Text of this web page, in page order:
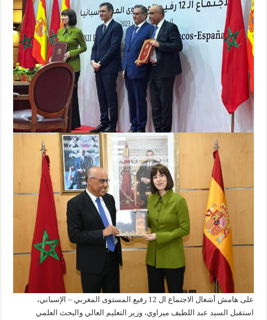
على هامش أشغال الاجتماع ال 12 رفيع المستوى المغربي – الإسباني،
استقبل السيد عبد اللطيف ميراوي، وزير التعليم العالي والبحث العلمي